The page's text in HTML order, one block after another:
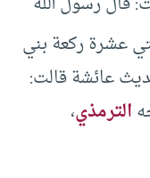
عشرة ركعة بني
عائشة قالت:
الترمذي،